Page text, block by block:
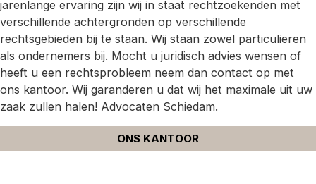
jarenlange ervaring zijn wij in staat rechtzoekenden met
verschillende achtergronden op verschillende
rechtsgebieden bij te staan. Wij staan zowel particulieren
als ondernemers bij. Mocht u juridisch advies wensen of
heeft u een rechtsprobleem neem dan contact op met
ons kantoor. Wij garanderen u dat wij het maximale uit uw
zaak zullen halen! Advocaten Schiedam.
ONS KANTOOR